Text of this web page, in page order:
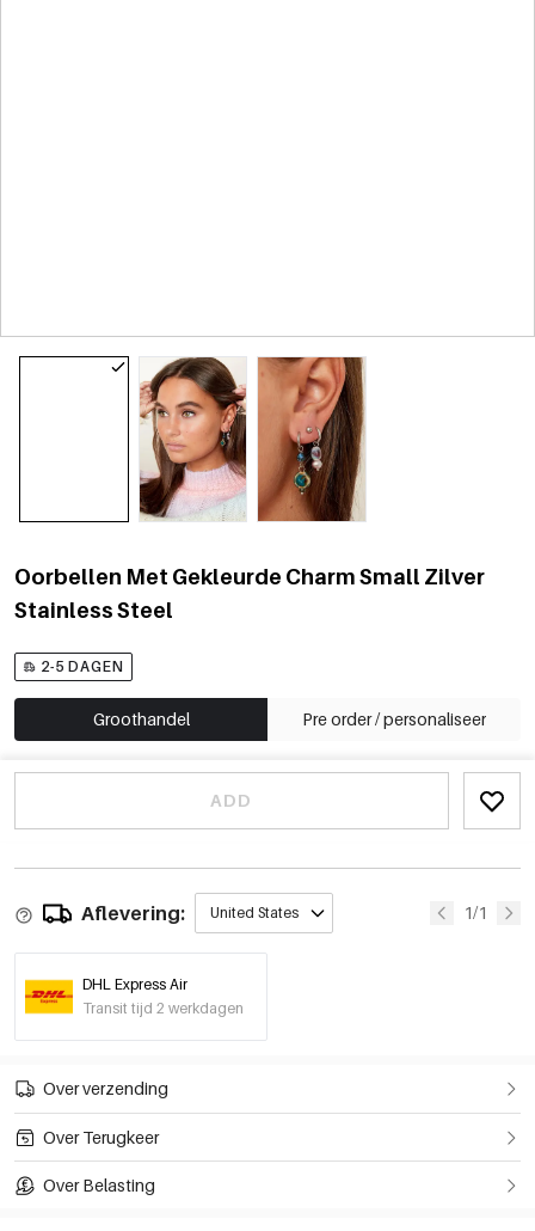
Oorbellen Met Gekleurde Charm Small Zilver
Stainless Steel
2-5 DAGEN
Groothandel Pre order / personaliseer
ADD
Aflevering: United States 1/1
DHL Express Air
Transit tijd 2 werkdagen
Over verzending
Over Terugkeer
Over Belasting